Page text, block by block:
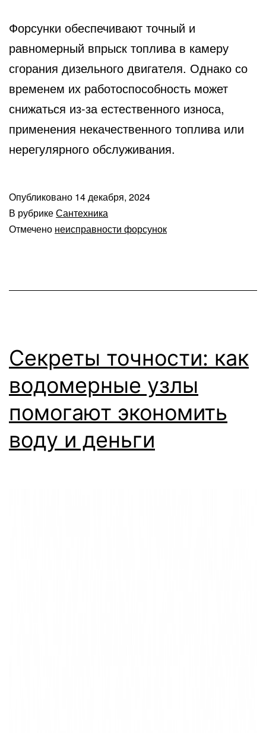
Форсунки обеспечивают точный и
равномерный впрыск топлива в камеру
сгорания дизельного двигателя. Однако со
временем их работоспособность может
снижаться из-за естественного износа,
применения некачественного топлива или
нерегулярного обслуживания.
Опубликовано 14 декабря, 2024
В рубрикеСантехника
Отмечено неисправности форсунок
Секреты точности: как
водомерные узлы
помогают экономить
воду и деньги